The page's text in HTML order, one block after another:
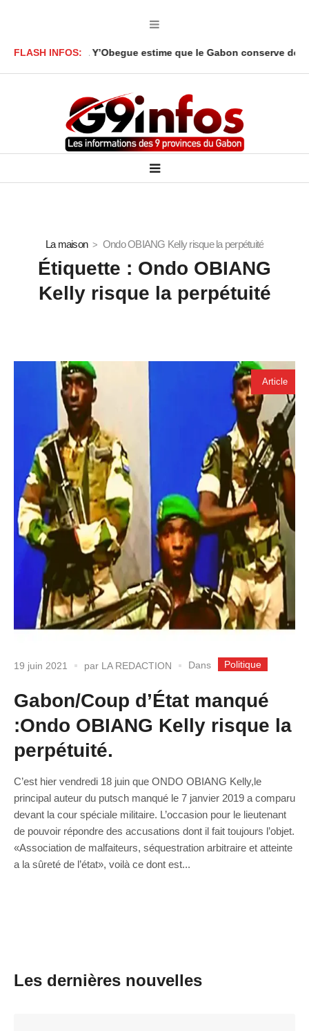
FLASH INFOS:
Onanga Y’Obegue estime que le Gabon conserve des
La maison Ondo OBIANG Kelly risque la perpétuité
Étiquette : Ondo OBIANG
Kelly risque la perpétuité
Article
19 juin 2021 par LA REDACTION Dans Politique
Gabon/Coup d’État manqué
:Ondo OBIANG Kelly risque la
perpétuité.
C’est hier vendredi 18 juin que ONDO OBIANG Kelly,le
principal auteur du putsch manqué le 7 janvier 2019 a comparu
devant la cour spéciale militaire. L’occasion pour le lieutenant
de pouvoir répondre des accusations dont il fait toujours l’objet.
«Association de malfaiteurs, séquestration arbitraire et atteinte
a la sûreté de l’état», voilà ce dont est...
Les dernières nouvelles